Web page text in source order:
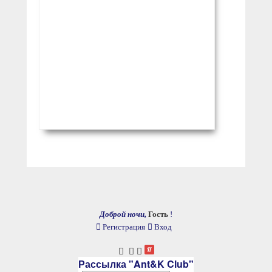
Доброй ночи, Гость !
Регистрация
Вход
Рассылка "Ant&K Club"